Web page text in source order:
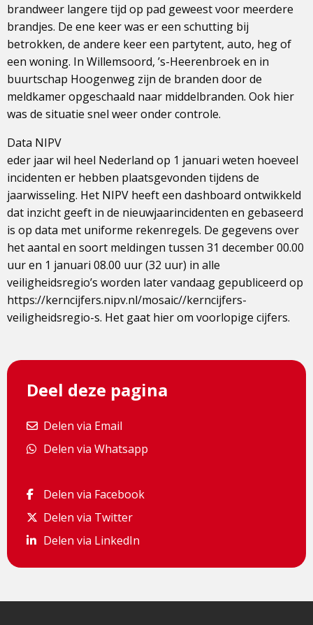
brandweer langere tijd op pad geweest voor meerdere
brandjes. De ene keer was er een schutting bij
betrokken, de andere keer een partytent, auto, heg of
een woning. In Willemsoord, ’s-Heerenbroek en in
buurtschap Hoogenweg zijn de branden door de
meldkamer opgeschaald naar middelbranden. Ook hier
was de situatie snel weer onder controle.
Data NIPV
eder jaar wil heel Nederland op 1 januari weten hoeveel
incidenten er hebben plaatsgevonden tijdens de
jaarwisseling. Het NIPV heeft een dashboard ontwikkeld
dat inzicht geeft in de nieuwjaarincidenten en gebaseerd
is op data met uniforme rekenregels. De gegevens over
het aantal en soort meldingen tussen 31 december 00.00
uur en 1 januari 08.00 uur (32 uur) in alle
veiligheidsregio’s worden later vandaag gepubliceerd op
https://kerncijfers.nipv.nl/mosaic//kerncijfers-
veiligheidsregio-s. Het gaat hier om voorlopige cijfers.
Deel deze pagina
Delen via Email
Delen via Email
Delen via Whatsapp
Delen via Whatsapp
Delen via Facebook
Delen via Facebook
Delen via Twitter
Delen via Twitter
Delen via LinkedIn
Delen via LinkedIn